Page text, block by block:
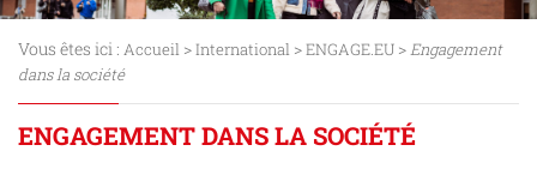
Vous êtes ici : Accueil >International >ENGAGE.EU >Engagement
dans la société
ENGAGEMENT DANS LA SOCIÉTÉ